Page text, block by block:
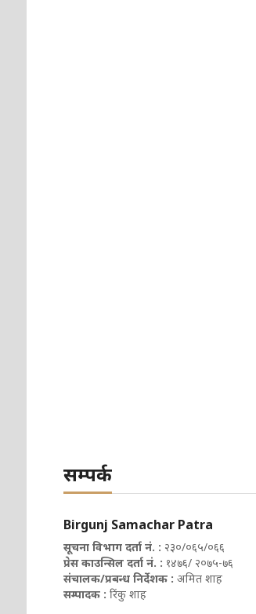
सम्पर्क
Birgunj Samachar Patra
सूचना विभाग दर्ता नं. : २३०/०६५/०६६
प्रेस काउन्सिल दर्ता नं. : १४७६/ २०७५-७६
संचालक/प्रबन्ध निर्देशक : अमित शाह
सम्पादक : रिंकु शाह